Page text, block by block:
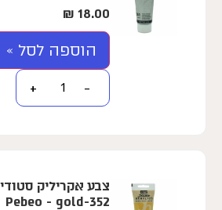
18.00
₪
הוספה לסל »
−
+
Pebeo - gold-352